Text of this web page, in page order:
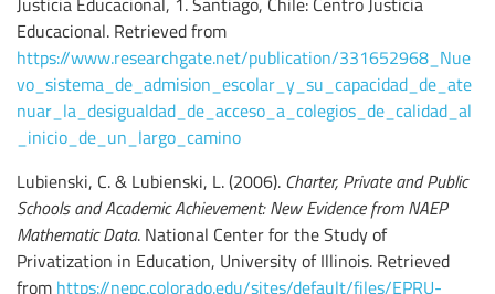
Educacional. Retrieved from
https://www.researchgate.net/publication/331652968_Nue
vo_sistema_de_admision_escolar_y_su_capacidad_de_ate
nuar_la_desigualdad_de_acceso_a_colegios_de_calidad_al
_inicio_de_un_largo_camino
Lubienski, C. & Lubienski, L. (2006). Charter, Private and Public
Schools and Academic Achievement: New Evidence from NAEP
Mathematic Data. National Center for the Study of
Privatization in Education, University of Illinois. Retrieved
from https://nepc.colorado.edu/sites/default/files/EPRU-